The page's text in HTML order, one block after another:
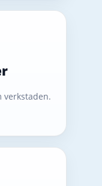
verkstaden.